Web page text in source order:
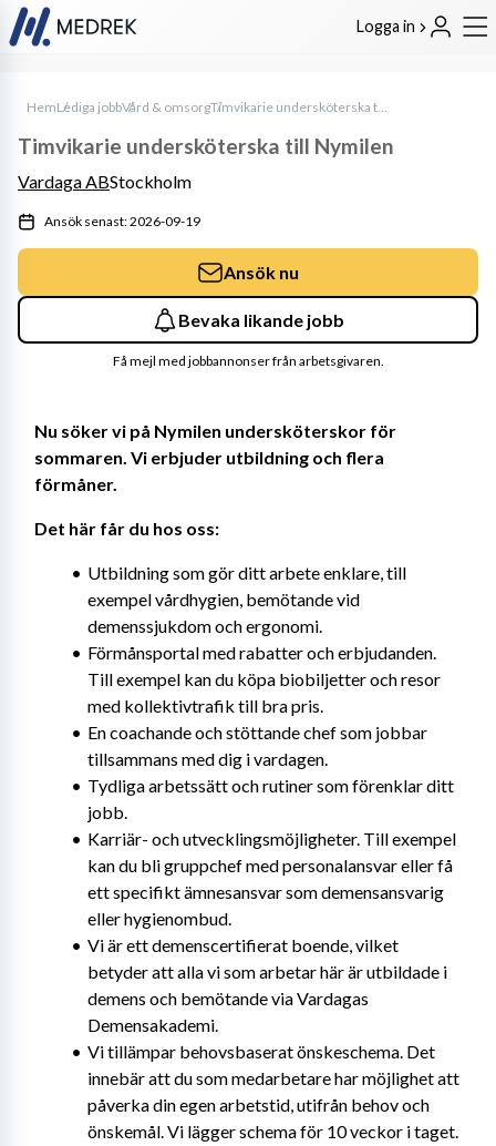
Logga in
HemLediga jobbVård & omsorg Timvikarie undersköterska till Nymilen
Nu söker vi på Nymilen undersköterskor för
sommaren. Vi erbjuder utbildning och flera
förmåner.
Det här får du hos oss:
Utbildning som gör ditt arbete enklare, till
exempel vårdhygien, bemötande vid
demenssjukdom och ergonomi.
Förmånsportal med rabatter och erbjudanden.
Till exempel kan du köpa biobiljetter och resor
med kollektivtrafik till bra pris.
En coachande och stöttande chef som jobbar
tillsammans med dig i vardagen.
Tydliga arbetssätt och rutiner som förenklar ditt
jobb.
Karriär- och utvecklingsmöjligheter. Till exempel
kan du bli gruppchef med personalansvar eller få
ett specifikt ämnesansvar som demensansvarig
eller hygienombud.
Vi är ett demenscertifierat boende, vilket
betyder att alla vi som arbetar här är utbildade i
demens och bemötande via Vardagas
Demensakademi.
Vi tillämpar behovsbaserat önskeschema. Det
innebär att du som medarbetare har möjlighet att
påverka din egen arbetstid, utifrån behov och
önskemål. Vi lägger schema för 10 veckor i taget.
Timvikarie undersköterska till Nymilen
Vardaga ABStockholm
Ansök senast: 2026-09-19
Ansök nu
Bevaka likande jobb
Få mejl med jobbannonser från arbetsgivaren.